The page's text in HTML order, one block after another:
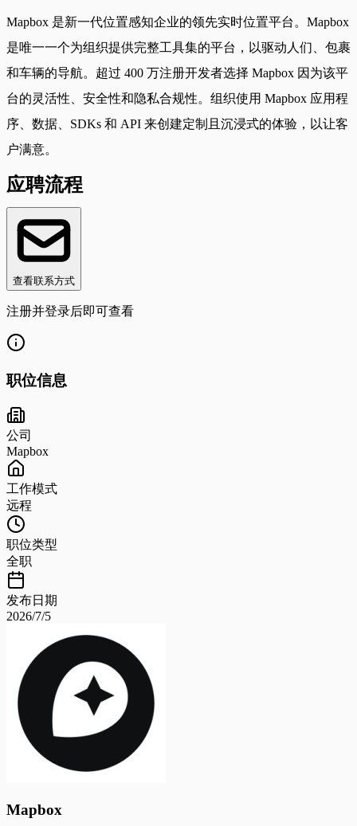
Mapbox 是新一代位置感知企业的领先实时位置平台。Mapbox
是唯一一个为组织提供完整工具集的平台，以驱动人们、包裹
和车辆的导航。超过 400 万注册开发者选择 Mapbox 因为该平
台的灵活性、安全性和隐私合规性。组织使用 Mapbox 应用程
序、数据、SDKs 和 API 来创建定制且沉浸式的体验，以让客
户满意。
应聘流程
查看联系方式
注册并登录后即可查看
职位信息
公司
Mapbox
工作模式
远程
职位类型
全职
发布日期
2026/7/5
Mapbox